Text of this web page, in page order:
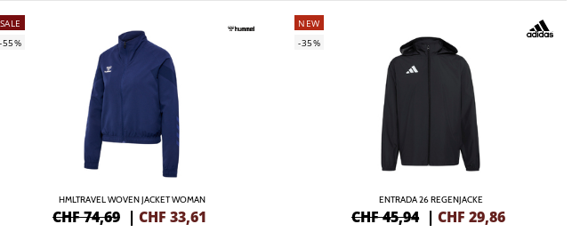
SALE
-55%
HMLTRAVEL WOVEN JACKET WOMAN
CHF 74,69 | CHF 33,61
NEW
-35%
ENTRADA 26 REGENJACKE
CHF 45,94 | CHF 29,86